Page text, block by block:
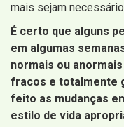
mais sejam
É certo que alguns
em algumas
normais ou
fracos e totalmente
feito as mudanças
estilo de vida